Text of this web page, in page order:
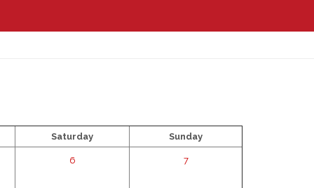
Saturday Sunday
6 7